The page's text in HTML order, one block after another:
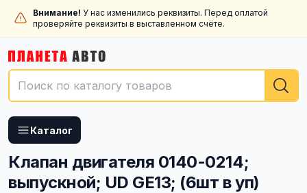
Внимание! У нас изменились реквизиты. Перед оплатой
проверяйте реквизиты в выставленном счёте.
Каталог
Клапан двигателя 0140-0214;
выпускной; UD GE13; (6шт в уп)